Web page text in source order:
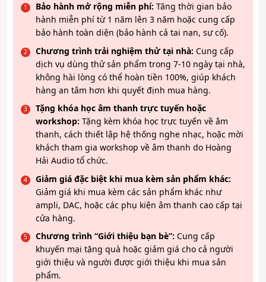
Bảo hành mở rộng miễn phí: Tăng thời gian bảo
hành miễn phí từ 1 năm lên 3 năm hoặc cung cấp
bảo hành toàn diện (bảo hành cả tai nạn, sự cố).
Chương trình trải nghiệm thử tại nhà: Cung cấp
dịch vụ dùng thử sản phẩm trong 7-10 ngày tại nhà,
không hài lòng có thể hoàn tiền 100%, giúp khách
hàng an tâm hơn khi quyết định mua hàng.
Tặng khóa học âm thanh trực tuyến hoặc
workshop: Tặng kèm khóa học trực tuyến về âm
thanh, cách thiết lập hệ thống nghe nhạc, hoặc mời
khách tham gia workshop về âm thanh do Hoàng
Hải Audio tổ chức.
Giảm giá đặc biệt khi mua kèm sản phẩm khác:
Giảm giá khi mua kèm các sản phẩm khác như
ampli, DAC, hoặc các phụ kiện âm thanh cao cấp tại
cửa hàng.
Chương trình “Giới thiệu bạn bè”: Cung cấp
khuyến mại tặng quà hoặc giảm giá cho cả người
giới thiệu và người được giới thiệu khi mua sản
phẩm.